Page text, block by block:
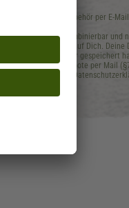
Hundefutter und -zubehör per E-
nicht kombinierbar und
ohne Rückschluss auf Dich. Deine
welche Daten wir gespeichert
ggf. ähnliche Angebote per Mail
Infos in unserer